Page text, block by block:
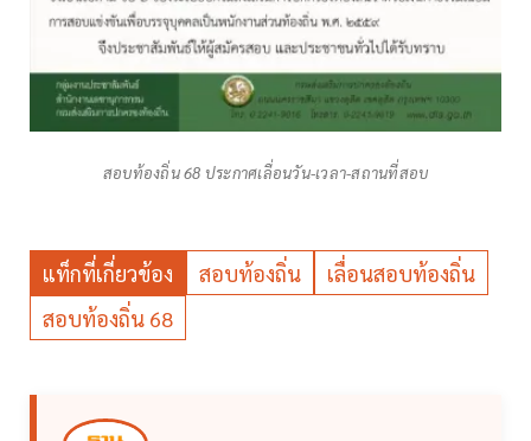
สอบท้องถิ่น 68 ประกาศเลื่อนวัน-เวลา-สถานที่สอบ
แท็กที่เกี่ยวข้อง สอบท้องถิ่น
เลื่อนสอบท้องถิ่น
สอบท้องถิ่น 68